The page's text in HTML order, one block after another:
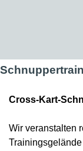
Cross-Kart-
Wir veranstalten